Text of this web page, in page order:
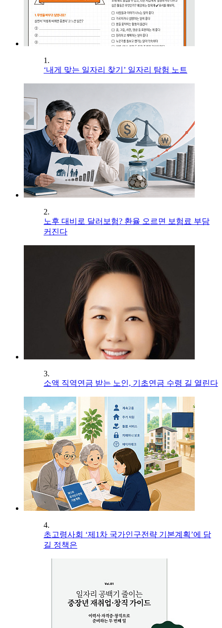
1.
‘내게 맞는 일자리 찾기’ 일자리 탐험 노트
2.
노후 대비로 달러보험? 환율 오르면 보험료 부담
커진다
3.
소액 직역연금 받는 노인, 기초연금 수령 길 열린다
4.
초고령사회 ‘제1차 국가인구전략 기본계획’에 담
길 정책은